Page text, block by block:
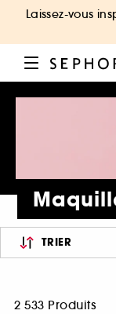
Laissez-vous
TRIER
2 533 Produits